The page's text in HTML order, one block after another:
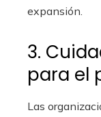
expansión.
3.
para el
Las